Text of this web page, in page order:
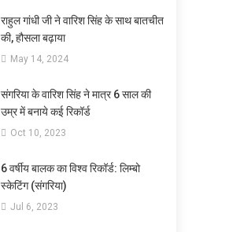
राहुल गांधी जी ने वारिश सिंह के साथ बातचीत
की, हौसला बढ़ाया
May 14, 2024
संगरिया के वारिश सिंह ने मात्र 6 साल की
उम्र में बनाये कई रिकॉर्ड
Oct 10, 2023
6 वर्षीय बालक का विश्व रिकॉर्ड: लिम्बो
स्केटिंग (संगरिया)
Jul 6, 2023